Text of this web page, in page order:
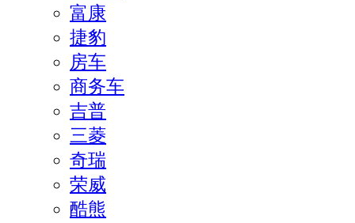
富康
捷豹
房车
商务车
吉普
三菱
奇瑞
荣威
酷熊